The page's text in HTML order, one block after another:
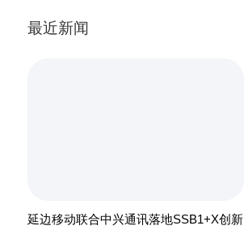
最近新闻
延边移动联合中兴通讯落地SSB1+X创新